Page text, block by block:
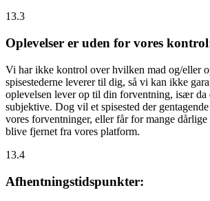
13.3
Oplevelser er uden for vores
Vi har ikke kontrol over hvilken mad og/eller
spisestederne leverer til dig, så vi kan ikke
oplevelsen lever op til din forventning, især da
subjektive. Dog vil et spisested der
vores forventninger, eller får for mange dårlige
blive fjernet fra vores platform.
13.4
Afhentningstidspunkter: